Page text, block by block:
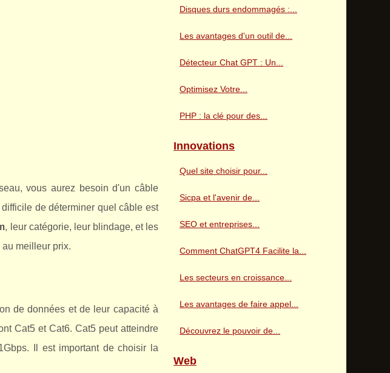
vous aurez besoin d'un câble
de déterminer quel câble est
, leur catégorie, leur blindage, et les
meilleur prix.
de données et de leur capacité à
Cat5 et Cat6. Cat5 peut atteindre
Il est important de choisir la
Disques durs endommagés :...
Les avantages d'un outil de...
Détecteur Chat GPT : Un...
Optimisez Votre...
PHP : la clé pour des...
Innovations
Quel site choisir pour...
Sicpa et l'avenir de...
SEO et entreprises...
Comment ChatGPT4 Facilite la...
Les secteurs en croissance...
Les avantages de faire appel...
Découvrez le pouvoir de...
Web